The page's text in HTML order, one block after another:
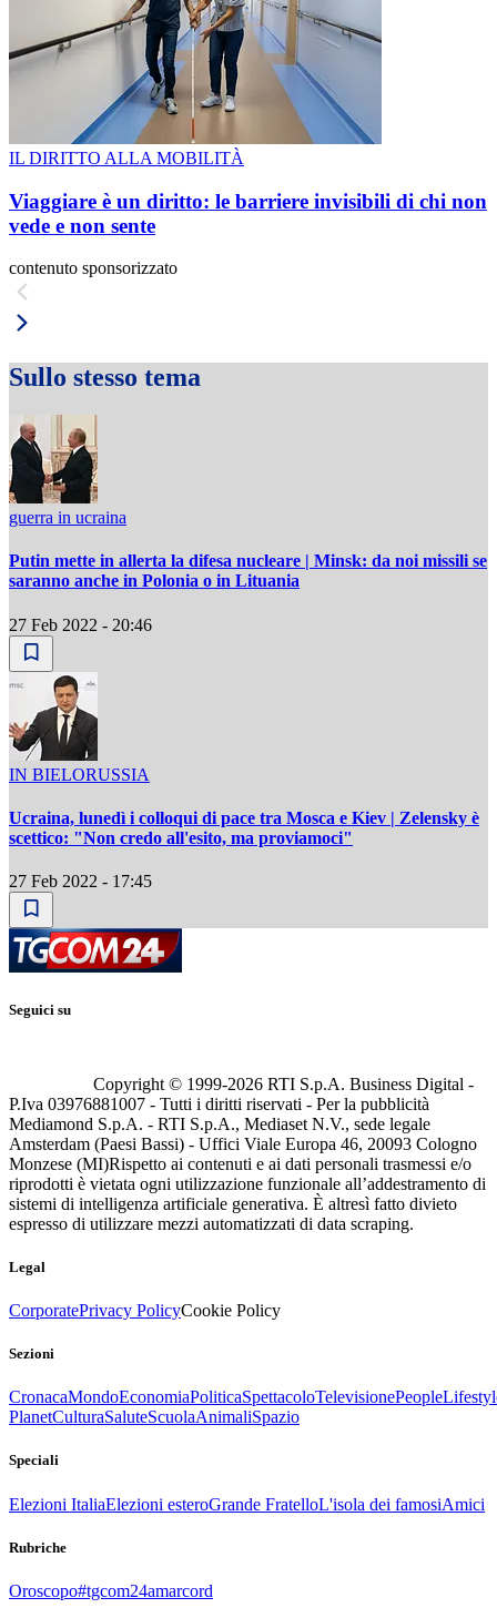
IL DIRITTO ALLA MOBILITÀ
Viaggiare è un diritto: le barriere invisibili di chi non
vede e non sente
contenuto sponsorizzato
Sullo stesso tema
guerra in ucraina
Putin mette in allerta la difesa nucleare | Minsk: da noi missili se
saranno anche in Polonia o in Lituania
27 Feb 2022 - 20:46
IN BIELORUSSIA
Ucraina, lunedì i colloqui di pace tra Mosca e Kiev | Zelensky è
scettico: "Non credo all'esito, ma proviamoci"
27 Feb 2022 - 17:45
Seguici su
Copyright © 1999-2026 RTI S.p.A. Business Digital -
P.Iva 03976881007 - Tutti i diritti riservati - Per la pubblicità
Mediamond S.p.A. - RTI S.p.A., Mediaset N.V., sede legale
Amsterdam (Paesi Bassi) - Uffici Viale Europa 46, 20093 Cologno
Monzese (MI)Rispetto ai contenuti e ai dati personali trasmessi e/o
riprodotti è vietata ogni utilizzazione funzionale all’addestramento di
sistemi di intelligenza artificiale generativa. È altresì fatto divieto
espresso di utilizzare mezzi automatizzati di data scraping.
Legal
CorporatePrivacy PolicyCookie Policy
Sezioni
CronacaMondoEconomiaPoliticaSpettacoloTelevisionePeople
PlanetCulturaSaluteScuolaAnimaliSpazio
Speciali
Elezioni ItaliaElezioni esteroGrande FratelloL'isola dei famosiAmici
Rubriche
Oroscopo#tgcom24amarcord